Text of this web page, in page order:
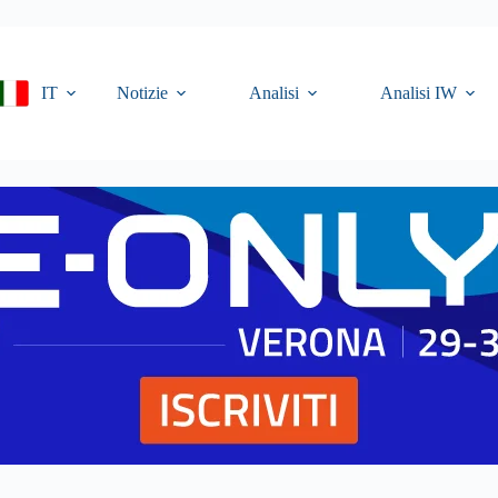
IT
Notizie Analisi Analisi IW